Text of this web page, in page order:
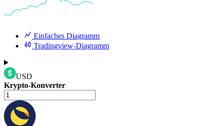
Einfaches Diagramm
Tradingview-Diagramm
USD
Krypto-Konverter